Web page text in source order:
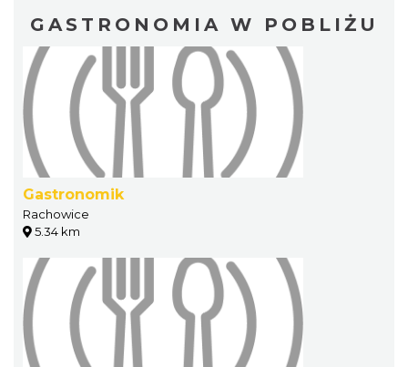
GASTRONOMIA W POBLIŻU
Gastronomik
Rachowice
5.34 km